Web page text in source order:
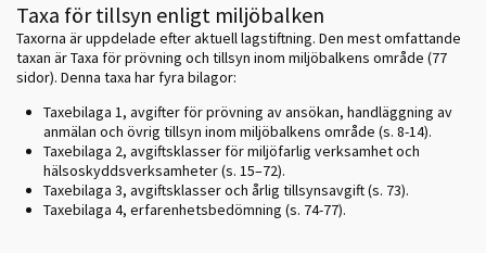
Taxa för tillsyn enligt miljöbalken
Taxorna är uppdelade efter aktuell lagstiftning. Den mest omfattande
taxan är Taxa för prövning och tillsyn inom miljöbalkens område (77
sidor). Denna taxa har fyra bilagor:
Taxebilaga 1, avgifter för prövning av ansökan, handläggning av
anmälan och övrig tillsyn inom miljöbalkens område (s. 8-14).
Taxebilaga 2, avgiftsklasser för miljöfarlig verksamhet och
hälsoskyddsverksamheter (s. 15–72).
Taxebilaga 3, avgiftsklasser och årlig tillsynsavgift (s. 73).
Taxebilaga 4, erfarenhetsbedömning (s. 74-77).